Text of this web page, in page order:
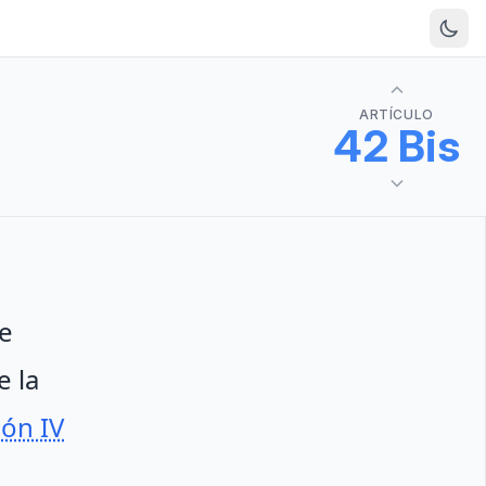
ARTÍCULO
42 Bis
la
IV